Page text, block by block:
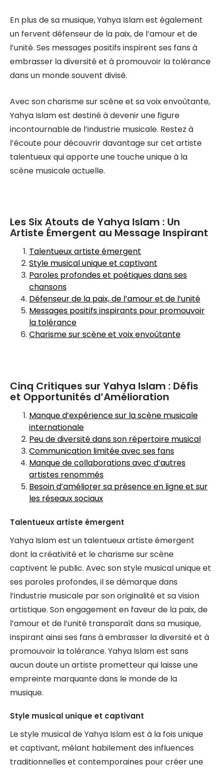
En plus de sa musique, Yahya Islam est également
un fervent défenseur de la paix, de l’amour et de
l’unité. Ses messages positifs inspirent ses fans à
embrasser la diversité et à promouvoir la tolérance
dans un monde souvent divisé.
Avec son charisme sur scène et sa voix envoûtante,
Yahya Islam est destiné à devenir une figure
incontournable de l’industrie musicale. Restez à
l’écoute pour découvrir davantage sur cet artiste
talentueux qui apporte une touche unique à la
scène musicale actuelle.
Les Six Atouts de Yahya Islam : Un
Artiste Émergent au Message Inspirant
Talentueux artiste émergent
Style musical unique et captivant
Paroles profondes et poétiques dans ses
chansons
Défenseur de la paix, de l’amour et de l’unité
Messages positifs inspirants pour promouvoir
la tolérance
Charisme sur scène et voix envoûtante
Cinq Critiques sur Yahya Islam : Défis
et Opportunités d’Amélioration
Manque d’expérience sur la scène musicale
internationale
Peu de diversité dans son répertoire musical
Communication limitée avec ses fans
Manque de collaborations avec d’autres
artistes renommés
Besoin d’améliorer sa présence en ligne et sur
les réseaux sociaux
Talentueux artiste émergent
Yahya Islam est un talentueux artiste émergent
dont la créativité et le charisme sur scène
captivent le public. Avec son style musical unique et
ses paroles profondes, il se démarque dans
l’industrie musicale par son originalité et sa vision
artistique. Son engagement en faveur de la paix, de
l’amour et de l’unité transparaît dans sa musique,
inspirant ainsi ses fans à embrasser la diversité et à
promouvoir la tolérance. Yahya Islam est sans
aucun doute un artiste prometteur qui laisse une
empreinte marquante dans le monde de la
musique.
Style musical unique et captivant
Le style musical de Yahya Islam est à la fois unique
et captivant, mêlant habilement des influences
traditionnelles et contemporaines pour créer une